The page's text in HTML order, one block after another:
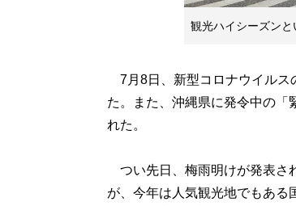
観光ハイシーズン
7月8日、新型コロナウイルス
た。また、沖縄県に発令中の「
れた。
つい先日、梅雨明けが発表さ
が、今年は人気観光地でもあ